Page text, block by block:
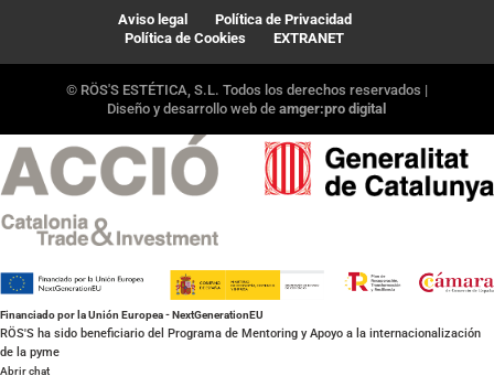
Aviso legal
Política de Privacidad
Política de Cookies
EXTRANET
© RÖS'S ESTÉTICA, S.L. Todos los derechos reservados |
Diseño y desarrollo web deamger:pro digital
Financiado por la Unión Europea - NextGenerationEU
RÖS'S ha sido beneficiario del Programa de Mentoring y Apoyo a la internacionalización
de la pyme
Abrir chat